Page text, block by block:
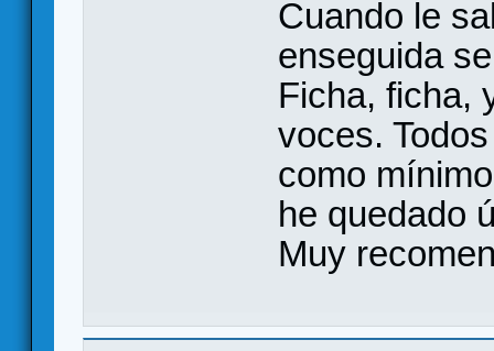
Cuando le
enseguida
Ficha, ficha,
voces.
como
he quedado
Muy